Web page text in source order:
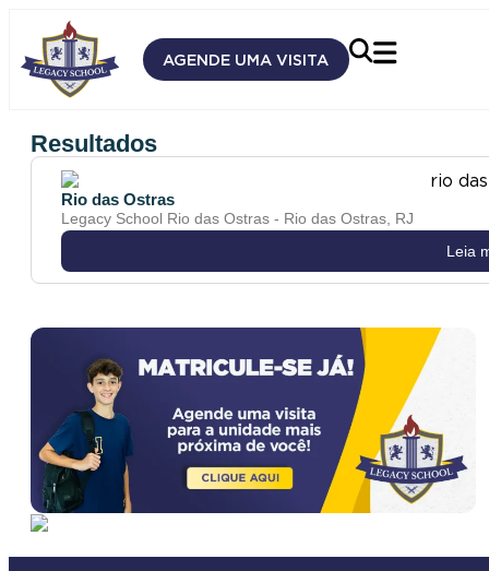
AGENDE UMA VISITA
Resultados
Rio das Ostras
Legacy School Rio das Ostras - Rio das Ostras, RJ
Leia